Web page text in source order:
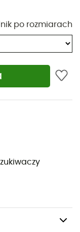
po rozmiarach
ochronę
i
Dzięki
innych
LEOPARD LLF i